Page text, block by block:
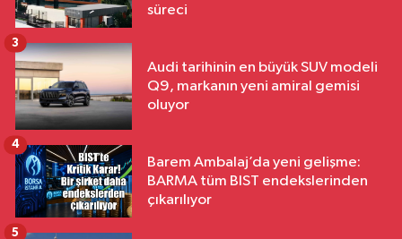
süreci
Audi tarihinin en büyük SUV modeli
Q9, markanın yeni amiral gemisi
oluyor
3
Barem Ambalaj’da yeni gelişme:
BARMA tüm BIST endekslerinden
çıkarılıyor
4
5